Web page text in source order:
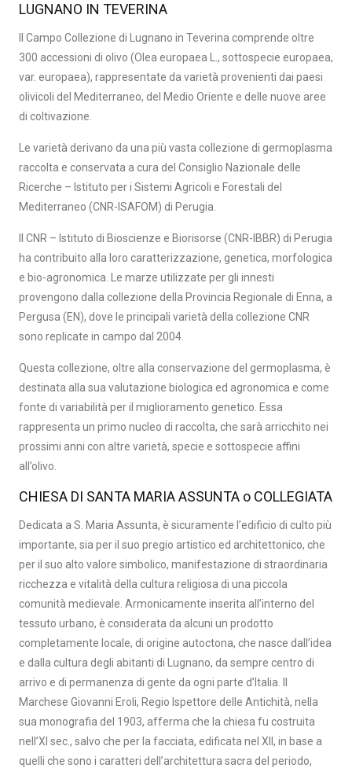
LUGNANO IN TEVERINA
Il Campo Collezione di Lugnano in Teverina comprende oltre
300 accessioni di olivo (Olea europaea L., sottospecie europaea,
var. europaea), rappresentate da varietà provenienti dai paesi
olivicoli del Mediterraneo, del Medio Oriente e delle nuove aree
di coltivazione.
Le varietà derivano da una più vasta collezione di germoplasma
raccolta e conservata a cura del Consiglio Nazionale delle
Ricerche – Istituto per i Sistemi Agricoli e Forestali del
Mediterraneo (CNR-ISAFOM) di Perugia.
Il CNR – Istituto di Bioscienze e Biorisorse (CNR-IBBR) di Perugia
ha contribuito alla loro caratterizzazione, genetica, morfologica
e bio-agronomica. Le marze utilizzate per gli innesti
provengono dalla collezione della Provincia Regionale di Enna, a
Pergusa (EN), dove le principali varietà della collezione CNR
sono replicate in campo dal 2004.
Questa collezione, oltre alla conservazione del germoplasma, è
destinata alla sua valutazione biologica ed agronomica e come
fonte di variabilità per il miglioramento genetico. Essa
rappresenta un primo nucleo di raccolta, che sarà arricchito nei
prossimi anni con altre varietà, specie e sottospecie affini
all’olivo.
CHIESA DI SANTA MARIA ASSUNTA o COLLEGIATA
Dedicata a S. Maria Assunta, è sicuramente l’edificio di culto più
importante, sia per il suo pregio artistico ed architettonico, che
per il suo alto valore simbolico, manifestazione di straordinaria
ricchezza e vitalità della cultura religiosa di una piccola
comunità medievale. Armonicamente inserita all’interno del
tessuto urbano, è considerata da alcuni un prodotto
completamente locale, di origine autoctona, che nasce dall’idea
e dalla cultura degli abitanti di Lugnano, da sempre centro di
arrivo e di permanenza di gente da ogni parte d’Italia. Il
Marchese Giovanni Eroli, Regio Ispettore delle Antichità, nella
sua monografia del 1903, afferma che la chiesa fu costruita
nell’XI sec., salvo che per la facciata, edificata nel XII, in base a
quelli che sono i caratteri dell’architettura sacra del periodo,